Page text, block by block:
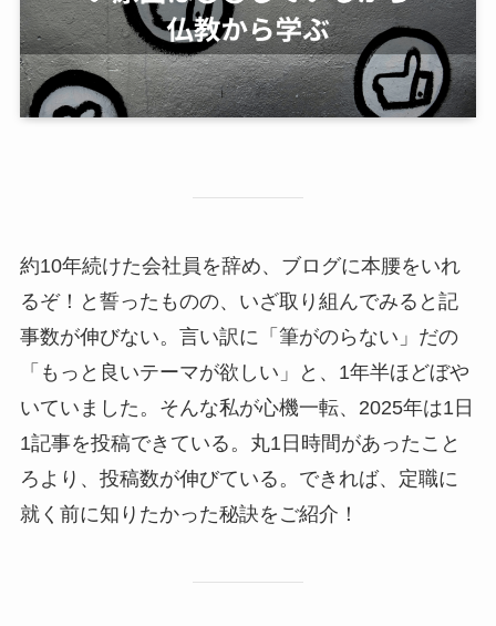
約10年続けた会社員を辞め、ブログに本腰をいれ
るぞ！と誓ったものの、いざ取り組んでみると記
事数が伸びない。言い訳に「筆がのらない」だの
「もっと良いテーマが欲しい」と、1年半ほどぼや
いていました。そんな私が心機一転、2025年は1日
1記事を投稿できている。丸1日時間があったこと
ろより、投稿数が伸びている。できれば、定職に
就く前に知りたかった秘訣をご紹介！